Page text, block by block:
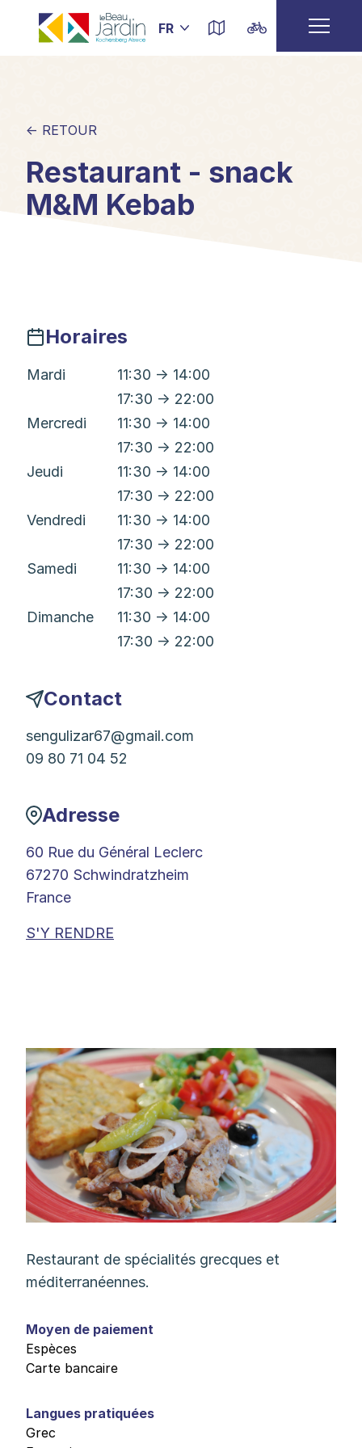
← RETOUR
Restaurant - snack
M&M Kebab
Horaires
Mardi
11:30 → 14:00
17:30 → 22:00
Mercredi
11:30 → 14:00
17:30 → 22:00
Jeudi
11:30 → 14:00
17:30 → 22:00
Vendredi
11:30 → 14:00
17:30 → 22:00
Samedi
11:30 → 14:00
17:30 → 22:00
Dimanche
11:30 → 14:00
17:30 → 22:00
Contact
sengulizar67@gmail.com
09 80 71 04 52
Adresse
60 Rue du Général Leclerc
67270 Schwindratzheim
France
S'Y RENDRE
Restaurant de spécialités grecques et
méditerranéennes.
Moyen de paiement
Espèces
Carte bancaire
Langues pratiquées
Grec